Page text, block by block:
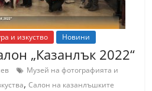
и изкуство Новини
„Казанлък 2022“
Музей на фотографията и
,Салон на казанлъшките